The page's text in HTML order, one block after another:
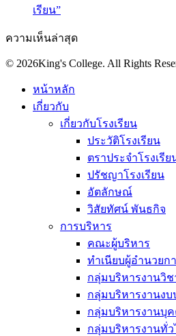
เรียน”
ความเห็นล่าสุด
© 2026King's College. All Rights
หน้าหลัก
เกี่ยวกับ
เกี่ยวกับโรงเรียน
ประวัติโรงเรียน
ตราประจำโรงเรีย
ปรัชญาโรงเรียน
อัตลักษณ์
วิสัยทัศน์ พันธกิจ
การบริหาร
คณะผู้บริหาร
ทำเนียบผู้อำนวยก
กลุ่มบริหารงานวิช
กลุ่มบริหารงานง
กลุ่มบริหารงานบุ
กลุ่มบริหารงานทั่ว